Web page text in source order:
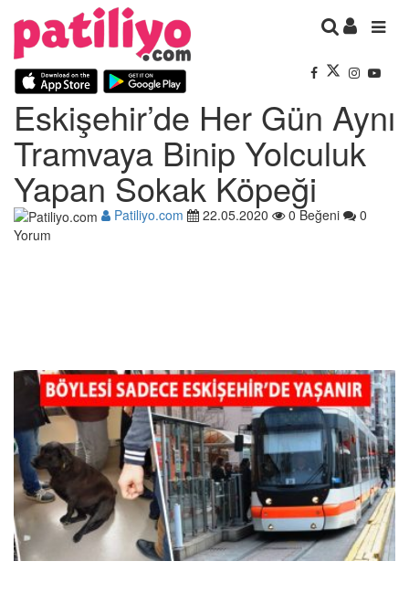
Eskişehir’de Her Gün Aynı
Tramvaya Binip Yolculuk
Yapan Sokak Köpeği
Patiliyo.com 22.05.2020 0 Beğeni
0
Yorum